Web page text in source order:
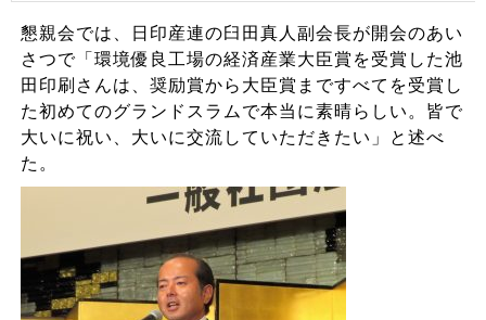
懇親会では、日印産連の臼田真人副会長が開会のあい
さつで「環境優良工場の経済産業大臣賞を受賞した池
田印刷さんは、奨励賞から大臣賞まですべてを受賞し
た初めてのグランドスラムで本当に素晴らしい。皆で
大いに祝い、大いに交流していただきたい」と述べ
た。